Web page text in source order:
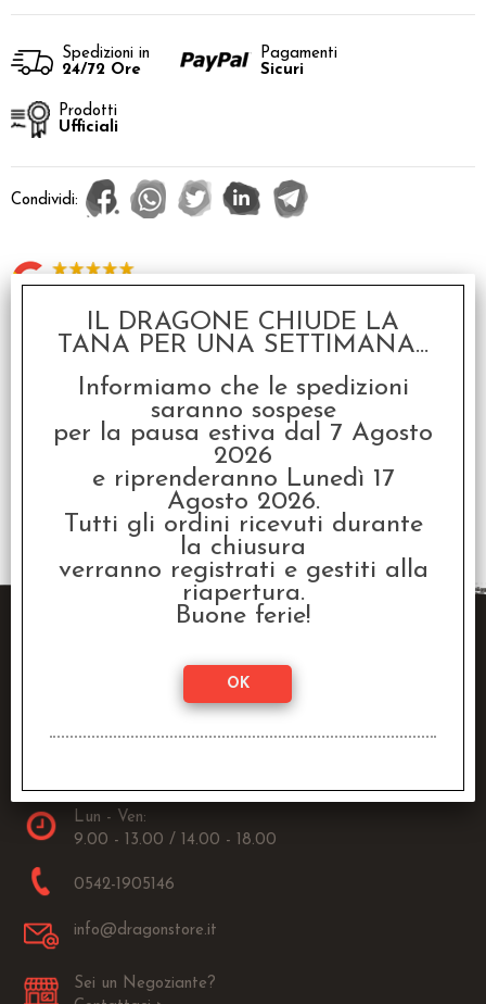
Spedizioni in
24/72 Ore
Pagamenti
Sicuri
Prodotti
Ufficiali
Condividi:
4.8| Recensioni Google >
Servizi
Stampa
Descrizione
Mercenari - Raluk Moorclaw, the Ironmonger - Trollkin Character
Raven Distribution SRL
Lun - Ven:
9.00 - 13.00 / 14.00 - 18.00
0542-1905146
info@dragonstore.it
Sei un Negoziante?
IL DRAGONE CHIUDE LA
TANA PER UNA SETTIMANA...
Informiamo che le spedizioni
saranno sospese
per la pausa estiva dal 7 Agosto
2026
e riprenderanno Lunedì 17
Agosto 2026.
Tutti gli ordini ricevuti durante
la chiusura
verranno registrati e gestiti alla
riapertura.
Buone ferie!